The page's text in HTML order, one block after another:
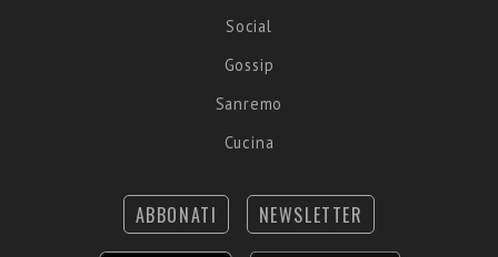
Social
Gossip
Sanremo
Cucina
ABBONATI NEWSLETTER